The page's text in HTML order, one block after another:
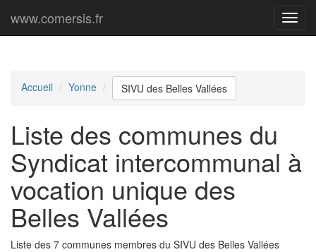
Menu
www.comersis.fr
Accueil Yonne SIVU des Belles Vallées
Liste des communes du
Syndicat intercommunal à
vocation unique des
Belles Vallées
Liste des 7 communes membres du SIVU des Belles Vallées